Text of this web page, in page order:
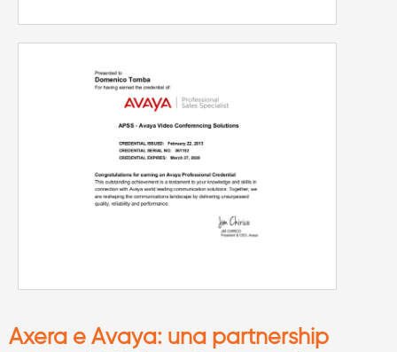
Axera e Avaya: una partnership